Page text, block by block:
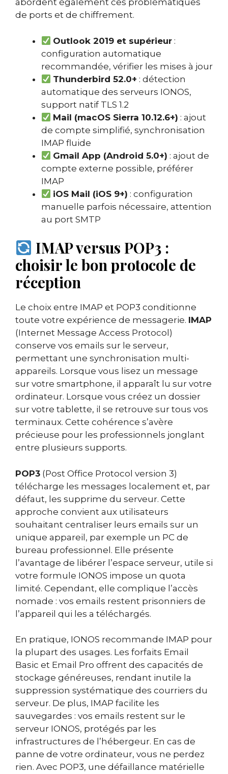
abordent également ces problématiques
de ports et de chiffrement.
Outlook 2019 et supérieur :
configuration automatique
recommandée, vérifier les mises à jour
Thunderbird 52.0+ : détection
automatique des serveurs IONOS,
support natif TLS 1.2
Mail (macOS Sierra 10.12.6+) : ajout
de compte simplifié, synchronisation
IMAP fluide
Gmail App (Android 5.0+) : ajout de
compte externe possible, préférer
IMAP
iOS Mail (iOS 9+) : configuration
manuelle parfois nécessaire, attention
au port SMTP
IMAP versus POP3 :
choisir le bon protocole de
réception
Le choix entre IMAP et POP3 conditionne
toute votre expérience de messagerie. IMAP
(Internet Message Access Protocol)
conserve vos emails sur le serveur,
permettant une synchronisation multi-
appareils. Lorsque vous lisez un message
sur votre smartphone, il apparaît lu sur votre
ordinateur. Lorsque vous créez un dossier
sur votre tablette, il se retrouve sur tous vos
terminaux. Cette cohérence s’avère
précieuse pour les professionnels jonglant
entre plusieurs supports.
POP3 (Post Office Protocol version 3)
télécharge les messages localement et, par
défaut, les supprime du serveur. Cette
approche convient aux utilisateurs
souhaitant centraliser leurs emails sur un
unique appareil, par exemple un PC de
bureau professionnel. Elle présente
l’avantage de libérer l’espace serveur, utile si
votre formule IONOS impose un quota
limité. Cependant, elle complique l’accès
nomade : vos emails restent prisonniers de
l’appareil qui les a téléchargés.
En pratique, IONOS recommande IMAP pour
la plupart des usages. Les forfaits Email
Basic et Email Pro offrent des capacités de
stockage généreuses, rendant inutile la
suppression systématique des courriers du
serveur. De plus, IMAP facilite les
sauvegardes : vos emails restent sur le
serveur IONOS, protégés par les
infrastructures de l’hébergeur. En cas de
panne de votre ordinateur, vous ne perdez
rien. Avec POP3, une défaillance matérielle